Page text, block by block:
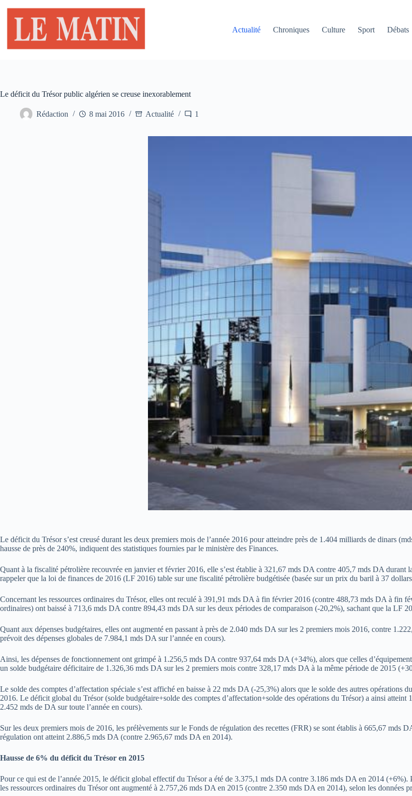
contenu
Actualité
Chroniques Culture Sport Débats
Le déficit du Trésor public algérien se creuse inexorablement
Rédaction 8 mai 2016 Actualité 1
Le déficit du Trésor s’est creusé durant les deux premiers mois de l’année 2016 pour atteindre près de 1.404 milliards de dinars
hausse de près de 240%, indiquent des statistiques fournies par le ministère des Finances.
Quant à la fiscalité pétrolière recouvrée en janvier et février 2016, elle s’est établie à 321,67 mds DA contre 405,7 mds DA
rappeler que la loi de finances de 2016 (LF 2016) table sur une fiscalité pétrolière budgétisée (basée sur un prix du baril à 37
Concernant les ressources ordinaires du Trésor, elles ont reculé à 391,91 mds DA à fin février 2016 (contre 488,73 mds DA à fin
ordinaires) ont baissé à 713,6 mds DA contre 894,43 mds DA sur les deux périodes de comparaison (-20,2%), sachant que la LF
Quant aux dépenses budgétaires, elles ont augmenté en passant à près de 2.040 mds DA sur les 2 premiers mois 2016, contre
prévoit des dépenses globales de 7.984,1 mds DA sur l’année en cours).
Ainsi, les dépenses de fonctionnement ont grimpé à 1.256,5 mds DA contre 937,64 mds DA (+34%), alors que celles
un solde budgétaire déficitaire de 1.326,36 mds DA sur les 2 premiers mois contre 328,17 mds DA à la même période de 2015
Le solde des comptes d’affectation spéciale s’est affiché en baisse à 22 mds DA (-25,3%) alors que le solde des autres
2016. Le déficit global du Trésor (solde budgétaire+solde des comptes d’affectation+solde des opérations du Trésor) a ainsi
2.452 mds de DA sur toute l’année en cours).
Sur les deux premiers mois de 2016, les prélèvements sur le Fonds de régulation des recettes (FRR) se sont établis à 665,67 mds
régulation ont atteint 2.886,5 mds DA (contre 2.965,67 mds DA en 2014).
Hausse de 6% du déficit du Trésor en 2015
Pour ce qui est de l’année 2015, le déficit global effectif du Trésor a été de 3.375,1 mds DA contre 3.186 mds DA en 2014
les ressources ordinaires du Trésor ont augmenté à 2.757,26 mds DA en 2015 (contre 2.350 mds DA en 2014), selon les données